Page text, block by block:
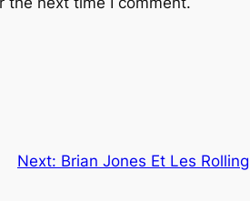
Next: Brian Jones Et Les